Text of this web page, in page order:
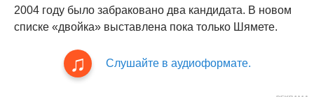
2004 году было забраковано два кандидата. В новом
списке «двойка» выставлена пока только Шямете.
Слушайте в аудиоформате.